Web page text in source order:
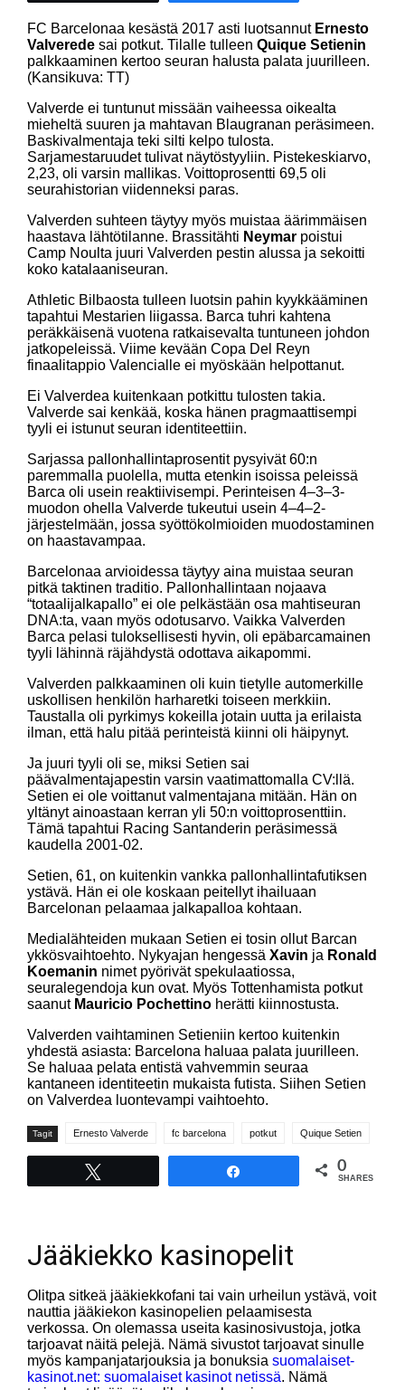
FC Barcelonaa kesästä 2017 asti luotsannut Ernesto
Valverede sai potkut. Tilalle tulleen Quique Setienin
palkkaaminen kertoo seuran halusta palata juurilleen.
(Kansikuva: TT)
Valverde ei tuntunut missään vaiheessa oikealta
mieheltä suuren ja mahtavan Blaugranan peräsimeen.
Baskivalmentaja teki silti kelpo tulosta.
Sarjamestaruudet tulivat näytöstyyliin. Pistekeskiarvo,
2,23, oli varsin mallikas. Voittoprosentti 69,5 oli
seurahistorian viidenneksi paras.
Valverden suhteen täytyy myös muistaa äärimmäisen
haastava lähtötilanne. Brassitähti Neymar poistui
Camp Noulta juuri Valverden pestin alussa ja sekoitti
koko katalaaniseuran.
Athletic Bilbaosta tulleen luotsin pahin kyykkääminen
tapahtui Mestarien liigassa. Barca tuhri kahtena
peräkkäisenä vuotena ratkaisevalta tuntuneen johdon
jatkopeleissä. Viime kevään Copa Del Reyn
finaalitappio Valencialle ei myöskään helpottanut.
Ei Valverdea kuitenkaan potkittu tulosten takia.
Valverde sai kenkää, koska hänen pragmaattisempi
tyyli ei istunut seuran identiteettiin.
Sarjassa pallonhallintaprosentit pysyivät 60:n
paremmalla puolella, mutta etenkin isoissa peleissä
Barca oli usein reaktiivisempi. Perinteisen 4–3–3-
muodon ohella Valverde tukeutui usein 4–4–2-
järjestelmään, jossa syöttökolmioiden muodostaminen
on haastavampaa.
Barcelonaa arvioidessa täytyy aina muistaa seuran
pitkä taktinen traditio. Pallonhallintaan nojaava
“totaalijalkapallo” ei ole pelkästään osa mahtiseuran
DNA:ta, vaan myös odotusarvo. Vaikka Valverden
Barca pelasi tuloksellisesti hyvin, oli epäbarcamainen
tyyli lähinnä räjähdystä odottava aikapommi.
Valverden palkkaaminen oli kuin tietylle automerkille
uskollisen henkilön harharetki toiseen merkkiin.
Taustalla oli pyrkimys kokeilla jotain uutta ja erilaista
ilman, että halu pitää perinteistä kiinni oli häipynyt.
Ja juuri tyyli oli se, miksi Setien sai
päävalmentajapestin varsin vaatimattomalla CV:llä.
Setien ei ole voittanut valmentajana mitään. Hän on
yltänyt ainoastaan kerran yli 50:n voittoprosenttiin.
Tämä tapahtui Racing Santanderin peräsimessä
kaudella 2001-02.
Setien, 61, on kuitenkin vankka pallonhallintafutiksen
ystävä. Hän ei ole koskaan peitellyt ihailuaan
Barcelonan pelaamaa jalkapalloa kohtaan.
Medialähteiden mukaan Setien ei tosin ollut Barcan
ykkösvaihtoehto. Nykyajan hengessä Xavin ja Ronald
Koemanin nimet pyörivät spekulaatiossa,
seuralegendoja kun ovat. Myös Tottenhamista potkut
saanut Mauricio Pochettino herätti kiinnostusta.
Valverden vaihtaminen Setieniin kertoo kuitenkin
yhdestä asiasta: Barcelona haluaa palata juurilleen.
Se haluaa pelata entistä vahvemmin seuraa
kantaneen identiteetin mukaista futista. Siihen Setien
on Valverdea luontevampi vaihtoehto.
Tagit Ernesto Valverde fc barcelona potkut Quique Setien
0
SHARES
Jääkiekko kasinopelit
Olitpa sitkeä jääkiekkofani tai vain urheilun ystävä, voit
nauttia jääkiekon kasinopelien pelaamisesta
verkossa. On olemassa useita kasinosivustoja, jotka
tarjoavat näitä pelejä. Nämä sivustot tarjoavat sinulle
myös kampanjatarjouksia ja bonuksia suomalaiset-
kasinot.net: suomalaiset kasinot netissä. Nämä